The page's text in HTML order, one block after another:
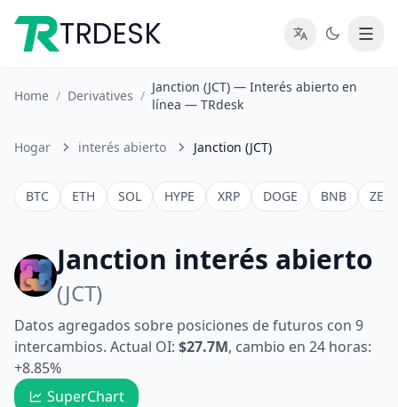
TRDESK
Home / Derivatives /
Janction (JCT) — Interés abierto en
línea — TRdesk
Hogar interés abierto Janction (JCT)
BTC ETH SOL HYPE XRP DOGE BNB ZEC
Janction interés abierto
(JCT)
Datos agregados sobre posiciones de futuros con 9
intercambios. Actual OI: $27.7M, cambio en 24 horas:
+8.85%
SuperChart